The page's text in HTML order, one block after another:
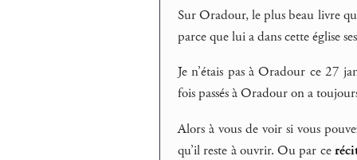
Sur Oradour, le plus beau livre
parce que lui a dans cette église
Je n’étais pas à Oradour ce 27
fois passés à Oradour on a
Alors à vous de voir si vous
qu’il reste à ouvrir. Ou par ce